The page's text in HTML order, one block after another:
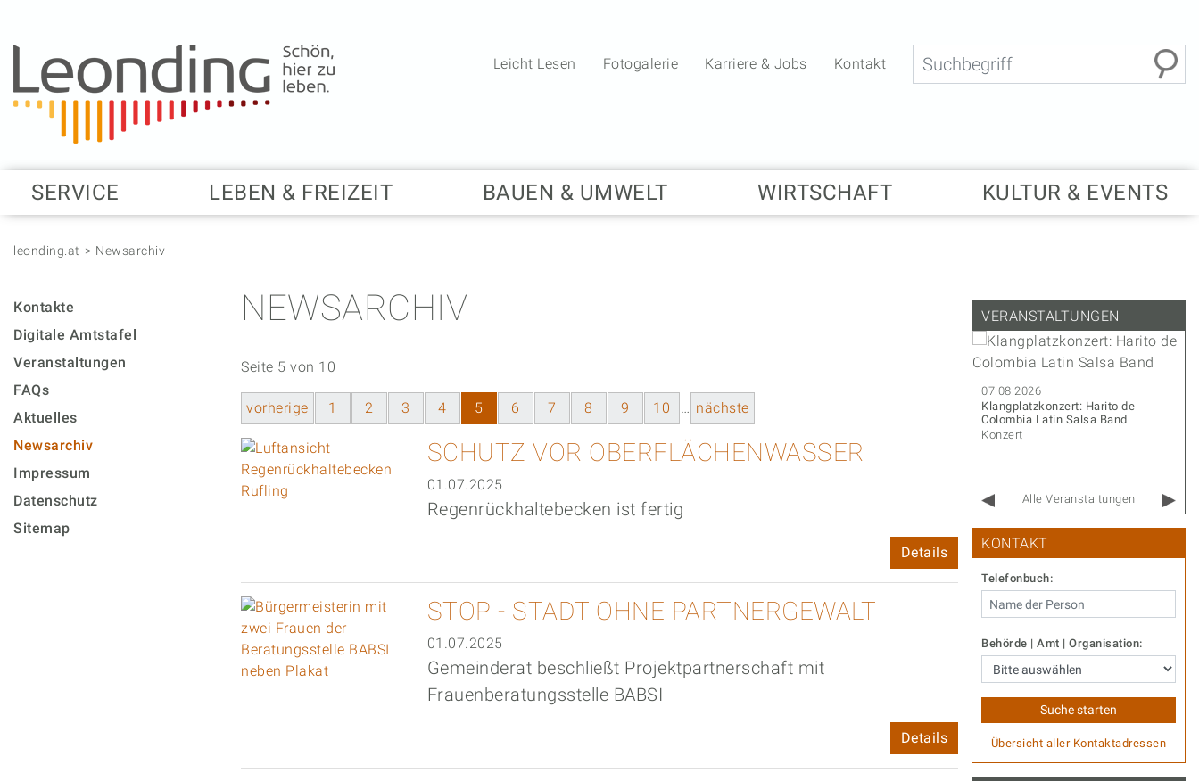
Suche
Leicht Lesen Fotogalerie Karriere & Jobs Kontakt
SERVICE LEBEN & FREIZEIT BAUEN & UMWELT WIRTSCHAFT KULTUR & EVENTS
leonding.at Newsarchiv
Kontakte
Digitale Amtstafel
Veranstaltungen
FAQs
Aktuelles
Newsarchiv
Impressum
Datenschutz
Sitemap
NEWSARCHIV
Seite 5 von 10
vorherige 1 2 3 4 5 6 7 8 9 10 … nächste
SCHUTZ VOR OBERFLÄCHENWASSER
01.07.2025
Regenrückhaltebecken ist fertig
Details
STOP - STADT OHNE PARTNERGEWALT
01.07.2025
Gemeinderat beschließt Projektpartnerschaft mit
Frauenberatungsstelle BABSI
Details
VERANSTALTUNGEN
07.08.2026
Klangplatzkonzert: Harito de
Colombia Latin Salsa Band
Konzert
Alle Veranstaltungen
KONTAKT
Telefonbuch:
Behörde | Amt | Organisation:
Übersicht aller Kontaktadressen